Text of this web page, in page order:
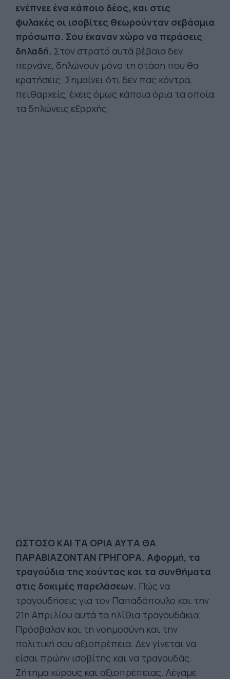
ενέπνεε ένα κάποιο δέος, και στις
φυλακές οι ισοβίτες θεωρούνταν σεβάσμια
πρόσωπα. Σου έκαναν χώρο να περάσεις
δηλαδή. Στον στρατό αυτά βέβαια δεν
περνάνε, δηλώνουν μόνο τη στάση που θα
κρατήσεις. Σημαίνει ότι δεν πας κόντρα,
πειθαρχείς, έχεις όμως κάποια όρια τα οποία
τα δηλώνεις εξαρχής.
ΩΣΤΟΣΟ ΚΑΙ ΤΑ ΟΡΙΑ ΑΥΤΑ ΘΑ
ΠΑΡΑΒΙΑΖΟΝΤΑΝ ΓΡΗΓΟΡΑ. Αφορμή, τα
τραγούδια της χούντας και τα συνθήματα
στις δοκιμές παρελάσεων. Πώς να
τραγουδήσεις για τον Παπαδόπουλο και την
21η Απριλίου αυτά τα ηλίθια τραγουδάκια;
Πρόσβαλαν και τη νοημοσύνη και την
πολιτική σου αξιοπρέπεια. Δεν γίνεται να
είσαι πρώην ισοβίτης και να τραγουδάς.
Ζήτημα κύρους και αξιοπρέπειας. Λέγαμε